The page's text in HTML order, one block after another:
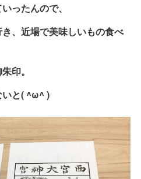
ったんので、
、近場で美味しいもの食べ
印。
いと( ^ω^ )